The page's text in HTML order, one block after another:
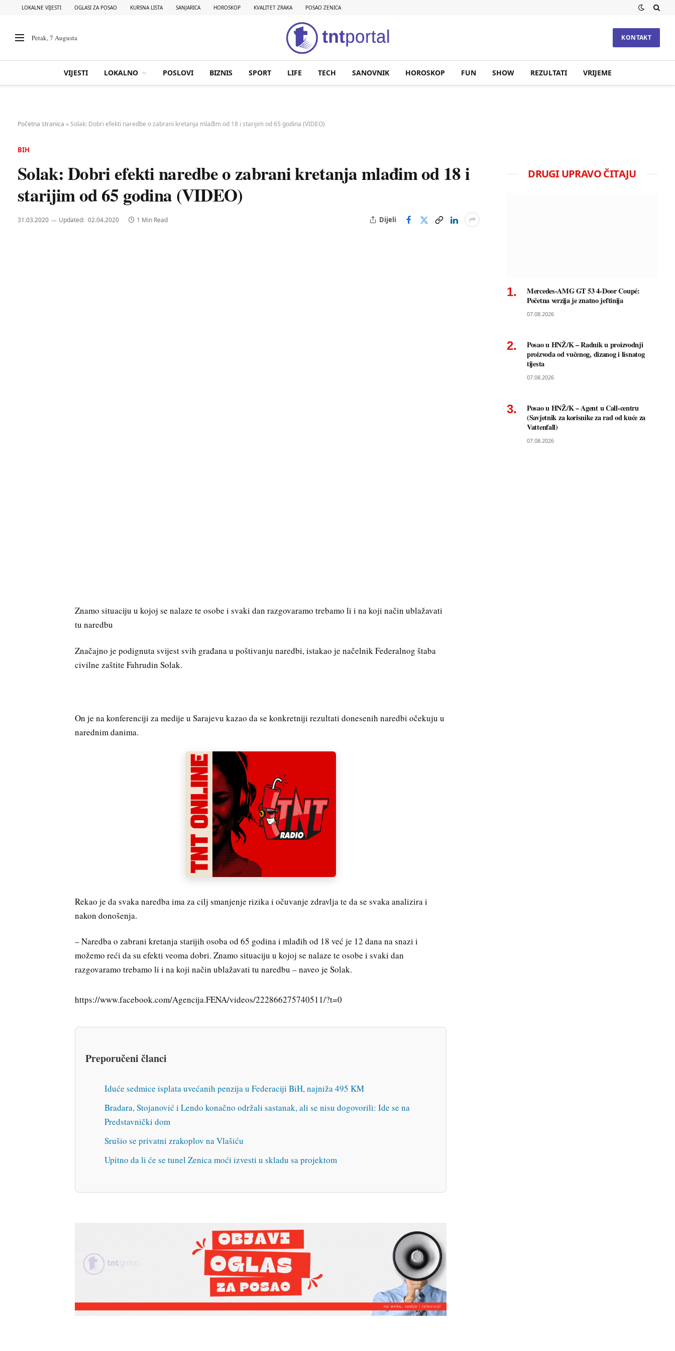
LOKALNE VIJESTI OGLASI ZA POSAO KURSNA LISTA SANJARICA HOROSKOP KVALITET ZRAKA POSAO ZENICA
Petak, 7 Augusta KONTAKT
VIJESTI LOKALNO POSLOVI BIZNIS SPORT LIFE TECH SANOVNIK HOROSKOP FUN SHOW REZULTATI VRIJEME
Početna stranica »Solak: Dobri efekti naredbe o zabrani kretanja mlađim od 18 i starijim od 65 godina (VIDEO)
BIH
Solak: Dobri efekti naredbe o zabrani kretanja mlađim od 18 i
starijim od 65 godina (VIDEO)
31.03.2020 Updated: 02.04.2020 1 Min Read Dijeli
Znamo situaciju u kojoj se nalaze te osobe i svaki dan razgovaramo trebamo li i na koji način ublažavati
tu naredbu
Značajno je podignuta svijest svih građana u poštivanju naredbi, istakao je načelnik Federalnog štaba
civilne zaštite Fahrudin Solak.
On je na konferenciji za medije u Sarajevu kazao da se konkretniji rezultati donesenih naredbi očekuju u
narednim danima.
Rekao je da svaka naredba ima za cilj smanjenje rizika i očuvanje zdravlja te da se svaka analizira i
nakon donošenja.
– Naredba o zabrani kretanja starijih osoba od 65 godina i mlađih od 18 već je 12 dana na snazi i
možemo reći da su efekti veoma dobri. Znamo situaciju u kojoj se nalaze te osobe i svaki dan
razgovaramo trebamo li i na koji način ublažavati tu naredbu – naveo je Solak.
https://www.facebook.com/Agencija.FENA/videos/222866275740511/?t=0
Preporučeni članci
Iduće sedmice isplata uvećanih penzija u Federaciji BiH, najniža 495 KM
Bradara, Stojanović i Lendo konačno održali sastanak, ali se nisu dogovorili: Ide se na
Predstavnički dom
Srušio se privatni zrakoplov na Vlašiću
Upitno da li će se tunel Zenica moći izvesti u skladu sa projektom
DRUGI UPRAVO ČITAJU
Mercedes-AMG GT 53 4-Door Coupé:
Početna verzija je znatno jeftinija
07.08.2026
Posao u HNŽ/K – Radnik u proizvodnji
proizvoda od vučenog, dizanog i lisnatog
tijesta
07.08.2026
Posao u HNŽ/K – Agent u Call-centru
(Savjetnik za korisnike za rad od kuće za
Vattenfall)
07.08.2026